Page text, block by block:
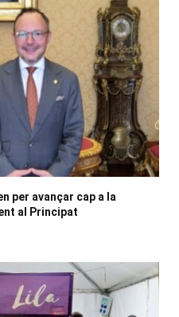
per avançar cap a la
al Principat